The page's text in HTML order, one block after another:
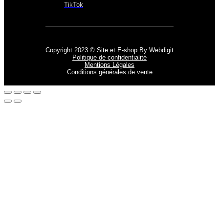
TikTok
Copyright 2023 © Site et E-shop By Webdigit
Politique de confidentialité
Mentions Légales
Conditions générales de vente